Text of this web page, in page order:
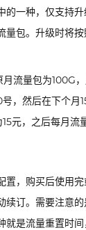
的一种，仅支持
量包。升级时将
流量包为100G
，然后在下个月
元，之后每月流
置，购买后使用
续订。需要注意
就是流量重置时